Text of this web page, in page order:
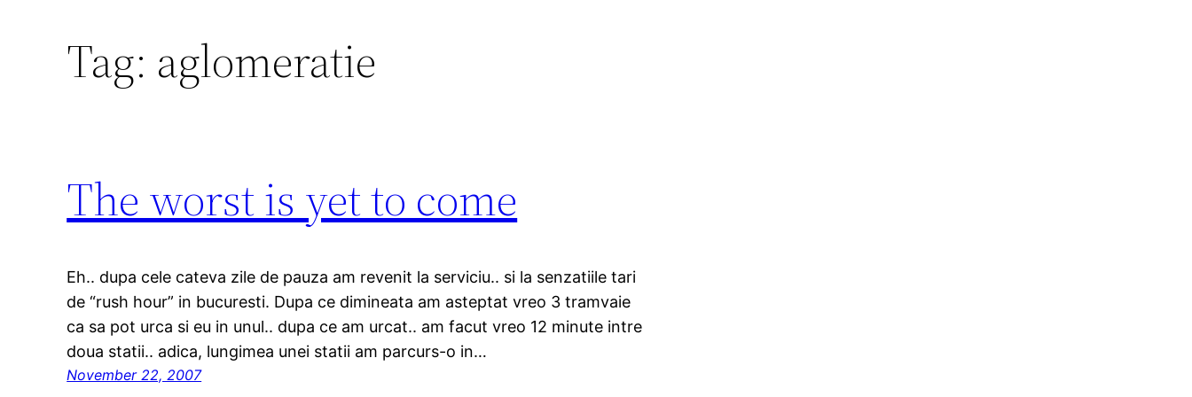
Tag: aglomeratie
The worst is yet to come
Eh.. dupa cele cateva zile de pauza am revenit la serviciu.. si la senzatiile tari
de “rush hour” in bucuresti. Dupa ce dimineata am asteptat vreo 3 tramvaie
ca sa pot urca si eu in unul.. dupa ce am urcat.. am facut vreo 12 minute intre
doua statii.. adica, lungimea unei statii am parcurs-o in…
November 22, 2007